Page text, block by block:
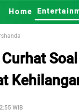
Home
WIB